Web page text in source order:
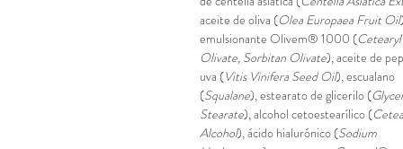
aceite de oliva (Olea Europaea Fruit Oil
emulsionante Olivem® 1000 (Cetearyl
Olivate, Sorbitan Olivate), aceite de
uva (Vitis Vinifera Seed Oil), escualano
(Squalane), estearato de glicerilo (
Stearate), alcohol cetoestearílico (
Alcohol), ácido hialurónico (Sodium